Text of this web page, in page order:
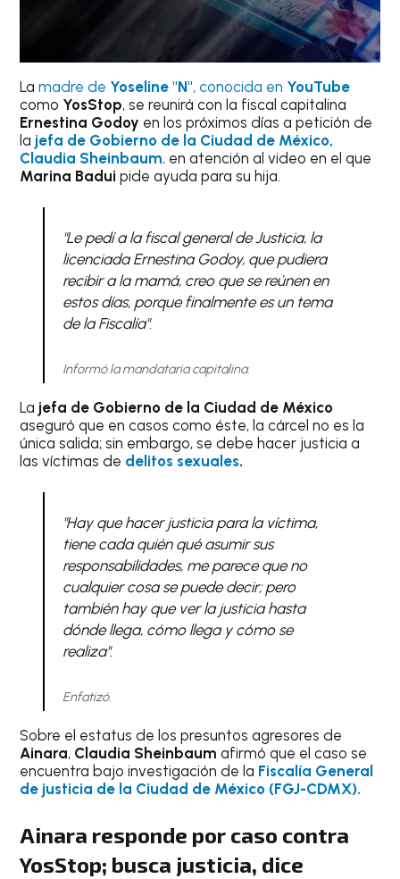
Lamadre de Yoseline "N", conocida en YouTube
como YosStop, se reunirá con la fiscal capitalina
Ernestina Godoy en los próximos días a petición de
la jefa de Gobierno de la Ciudad de México,
Claudia Sheinbaum, en atención al video en el que
Marina Baduipide ayuda para su hija.
"Le pedí a la fiscal general de Justicia, la
licenciada Ernestina Godoy, que pudiera
recibir a la mamá, creo que se reúnen en
estos días, porque finalmente es un tema
de la Fiscalía".
Informó la mandataria capitalina.
La jefa de Gobierno de la Ciudad de México
aseguró que en casos como éste, la cárcel no es la
única salida; sin embargo, se debe hacer justicia a
las víctimas de delitos sexuales.
"Hay que hacer justicia para la víctima,
tiene cada quién qué asumir sus
responsabilidades, me parece que no
cualquier cosa se puede decir; pero
también hay que ver la justicia hasta
dónde llega, cómo llega y cómo se
realiza".
Enfatizó.
Sobre el estatus de los presuntos agresores de
Ainara, Claudia Sheinbaum afirmó que el caso se
encuentra bajo investigación de la Fiscalía General
de justicia de la Ciudad de México (FGJ-CDMX).
Ainara responde por caso contra
YosStop; busca justicia, dice